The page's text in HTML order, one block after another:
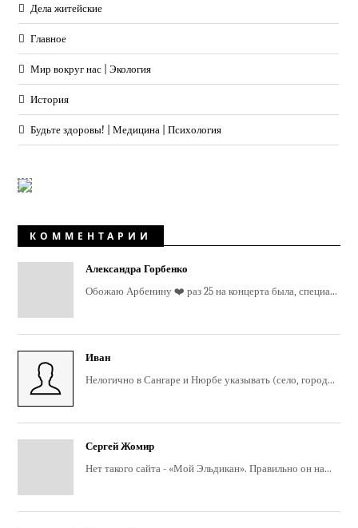
Дела житейские
Главное
Мир вокруг нас | Экология
История
Будьте здоровы! | Медицина | Психология
КОММЕНТАРИИ
Александра Горбенко
Обожаю Арбенину ❤️ раз 25 на концерта была, специа...
Иван
Нелогично в Сангаре и Нюрбе указывать (село, город...
Сергей Жомир
Нет такого сайта - «Мой Эльдикан». Правильно он на...